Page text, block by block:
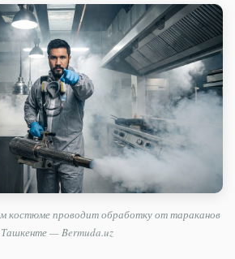
костюме проводит обработку от тараканов
— Bermuda.uz